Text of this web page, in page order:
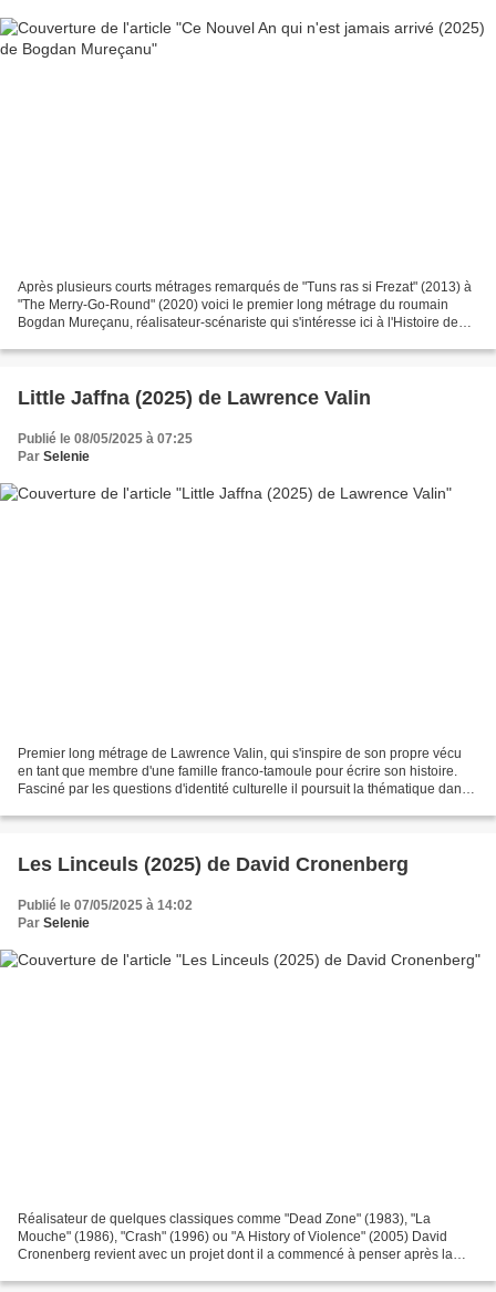
Après plusieurs courts métrages remarqués de "Tuns ras si Frezat" (2013) à
"The Merry-Go-Round" (2020) voici le premier long métrage du roumain
Bogdan Mureçanu, réalisateur-scénariste qui s'intéresse ici à l'Histoire de
Little Jaffna (2025) de Lawrence Valin
Publié le 08/05/2025 à 07:25
Par Selenie
Premier long métrage de Lawrence Valin, qui s'inspire de son propre vécu
en tant que membre d'une famille franco-tamoule pour écrire son histoire.
Fasciné par les questions d'identité culturelle il poursuit la thématique dans
Les Linceuls (2025) de David Cronenberg
Publié le 07/05/2025 à 14:02
Par Selenie
Réalisateur de quelques classiques comme "Dead Zone" (1983), "La
Mouche" (1986), "Crash" (1996) ou "A History of Violence" (2005) David
Cronenberg revient avec un projet dont il a commencé à penser après la